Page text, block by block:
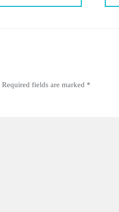
Required fields are marked *